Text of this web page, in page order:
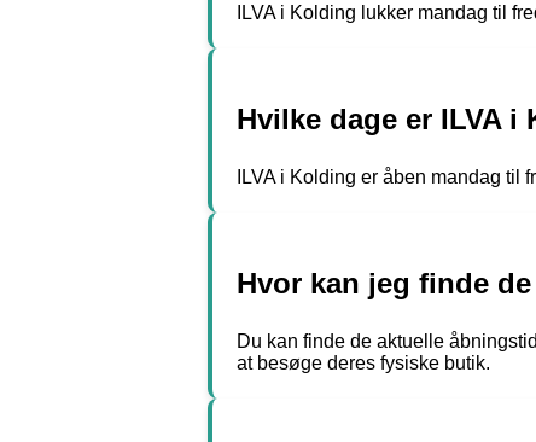
ILVA i Kolding lukker mandag til
Hvilke dage er ILVA i
ILVA i Kolding er åben mandag til
Hvor kan jeg finde
Du kan finde de aktuelle
at besøge deres fysiske butik.